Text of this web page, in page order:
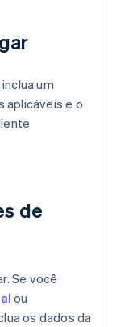
um
aplicáveis e o
de
Se você
ou
os dados da